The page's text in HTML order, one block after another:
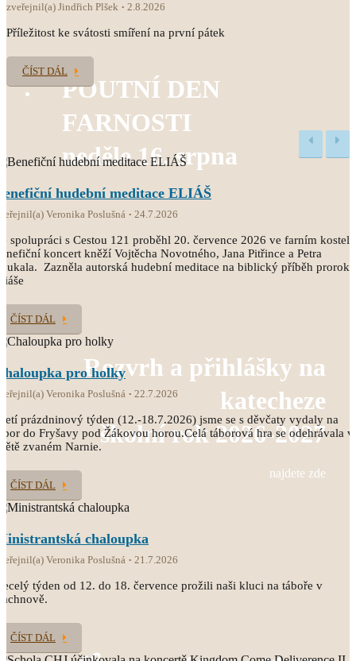
POUTNÍ DEN
FARNOSTI
neděle 16. srpna
Rozvrh a přihlášky na
katecheze
školní rok 2026-2027
najdete zde
zveřejnil(a) Jindřich Plšek 2.8.2026
Příležitost ke svátosti smíření na první pátek
ČÍST DÁL
hudební meditace ELIÁŠ
Veronika Poslušná 24.7.2026
spolupráci s Cestou 121 proběhl 20. července 2026 ve farním kostele
koncert kněží Vojtěcha Novotného, Jana Pitřince a Petra
Zazněla autorská hudební meditace na biblický příběh proroka
ČÍST DÁL
pro holky
Veronika Poslušná 22.7.2026
prázdninový týden (12.-18.7.2026) jsme se s děvčaty vydaly na
do Fryšavy pod Žákovou horou.Celá táborová hra se odehrávala
zvaném Narnie.
ČÍST DÁL
chaloupka
Veronika Poslušná 21.7.2026
týden od 12. do 18. července prožili naši kluci na táboře v
ČÍST DÁL